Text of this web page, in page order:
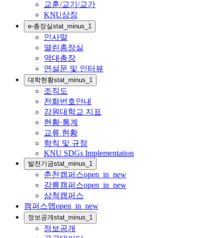
교훈/교기/교가
KNU상징
e-총장실stat_minus_1
인사말
열린총장실
역대총장
연설문 및 인터뷰
대학현황stat_minus_1
조직도
전화번호안내
강원대학교 지표
현황·통계
교류 현황
학칙 및 규정
KNU SDGs Implementation
발전기금stat_minus_1
춘천캠퍼스open_in_new
강릉캠퍼스open_in_new
삼척캠퍼스
캠퍼스맵open_in_new
정보공개stat_minus_1
정보공개